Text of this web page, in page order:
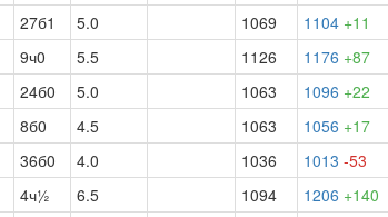
27б1 5.0 1069 1104 +11
9ч0 5.5 1126 1176 +87
24б0 5.0 1063 1096 +22
8б0 4.5 1063 1056 +17
36б0 4.0 1036 1013 -53
4ч½ 6.5 1094 1206 +140